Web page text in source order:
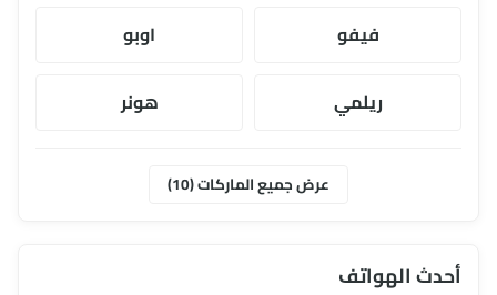
فيفو اوبو
ريلمي
هونر
عرض جميع الماركات (10)
أحدث الهواتف